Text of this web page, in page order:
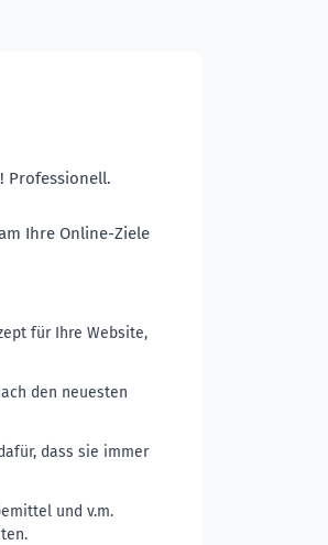
Professionell.
Ihre Online-Ziele
für Ihre Website,
den neuesten
dass sie immer
und v.m.